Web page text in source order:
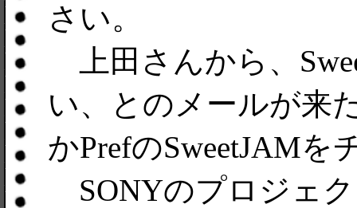
さい。
上田さんから、
い、とのメールが来
かPrefのSweetJAM
SONYのプロジェ